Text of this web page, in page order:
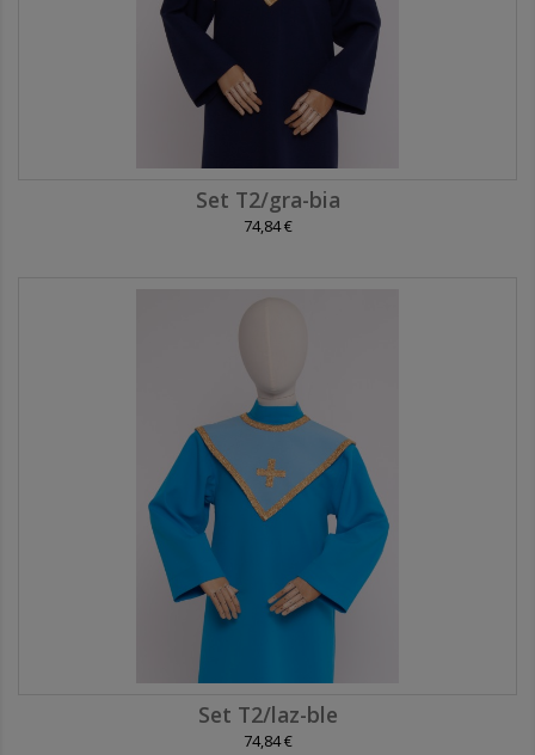
Set T2/gra-bia
74,84 €
Set T2/laz-ble
74,84 €